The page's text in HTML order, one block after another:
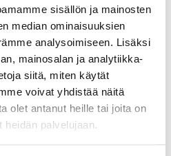
sisällön ja mainosten
median ominaisuuksien
analysoimiseen. Lisäksi
mainosalan ja analytiikka-
siitä, miten käytät
voivat yhdistää näitä
olet antanut heille tai joita on
palvelujaan.
paperitehtaan
lainamiehenä. Silloin ARE
ensimmäistä kertaa.”
päätyi konkurssiin, ja
Suomen Sähkötalon
1993. Lemminkäisen
tuli arelainen”, Jukka